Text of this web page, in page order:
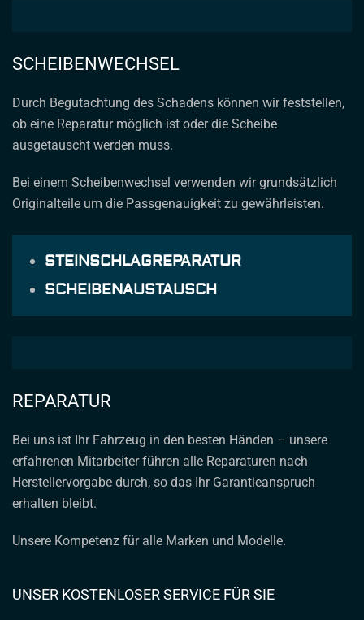
SCHEIBENWECHSEL
Durch Begutachtung des Schadens können wir feststellen,
ob eine Reparatur möglich ist oder die Scheibe
ausgetauscht werden muss.
Bei einem Scheibenwechsel verwenden wir grundsätzlich
Originalteile um die Passgenauigkeit zu gewährleisten.
STEINSCHLAGREPARATUR
SCHEIBENAUSTAUSCH
REPARATUR
Bei uns ist Ihr Fahrzeug in den besten Händen – unsere
erfahrenen Mitarbeiter führen alle Reparaturen nach
Herstellervorgabe durch, so das Ihr Garantieanspruch
erhalten bleibt.
Unsere Kompetenz für alle Marken und Modelle.
UNSER KOSTENLOSER SERVICE FÜR SIE